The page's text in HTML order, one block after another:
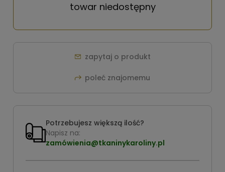
towar niedostępny
zapytaj o produkt
poleć znajomemu
Potrzebujesz większą ilość?
Napisz na:
zamówienia@tkaninykaroliny.pl